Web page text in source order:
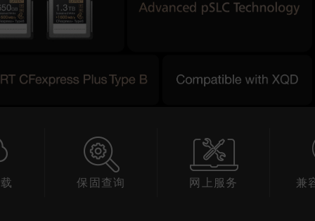
保固查询 网上服务 兼